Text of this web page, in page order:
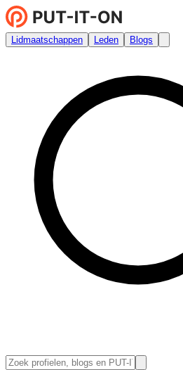
Lidmaatschappen Leden Blogs